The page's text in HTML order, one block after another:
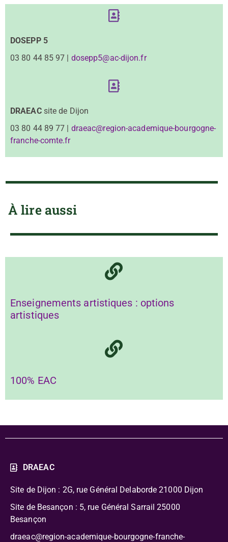
DOSEPP 5
03 80 44 85 97 | dosepp5@ac-dijon.fr
DRAEACsite de Dijon
03 80 44 89 77 | draeac@region-academique-bourgogne-
franche-comte.fr
À lire aussi
Enseignements artistiques : options
artistiques
100% EAC
DRAEAC
Site de Dijon : 2G, rue Général Delaborde 21000 Dijon
Site de Besançon : 5, rue Général Sarrail 25000
Besançon
draeac@region-academique-bourgogne-franche-